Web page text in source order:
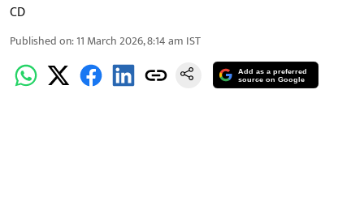
CD
Published on:11 March 2026, 8:14 am IST
Add as a preferred
source on Google